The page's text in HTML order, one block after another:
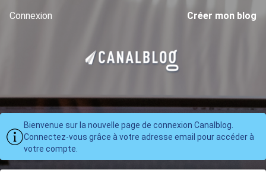
Connexion Créer mon blog
Bienvenue sur la nouvelle page de connexion Canalblog.
Connectez-vous grâce à votre adresse email pour accéder à
votre compte.